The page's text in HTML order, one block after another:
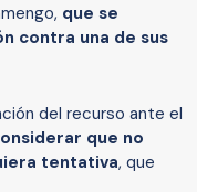
que se
contra una de sus
del recurso ante el
que no
tentativa, que